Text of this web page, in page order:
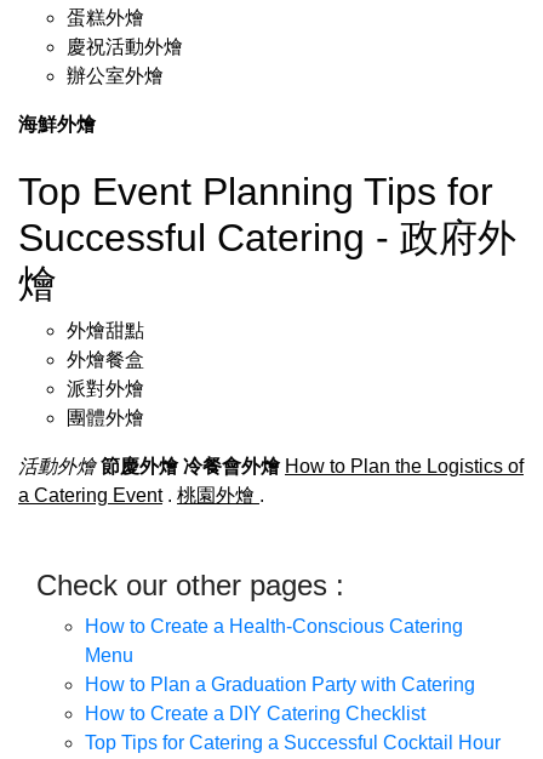
蛋糕外燴
慶祝活動外燴
辦公室外燴
海鮮外燴
Top Event Planning Tips for
Successful Catering - 政府外
燴
外燴甜點
外燴餐盒
派對外燴
團體外燴
活動外燴 節慶外燴 冷餐會外燴 How to Plan the Logistics of
a Catering Event. 桃園外燴 .
Check our other pages :
How to Create a Health-Conscious Catering
Menu
How to Plan a Graduation Party with Catering
How to Create a DIY Catering Checklist
Top Tips for Catering a Successful Cocktail Hour